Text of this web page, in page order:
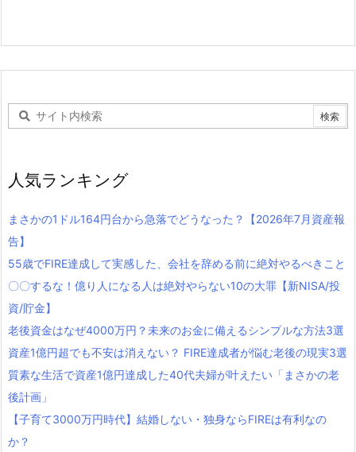
人気ランキング
まさかの1ドル164円台から急落でどうなった？【2026年7月資産報
告】
55歳でFIRE達成して実感した、会社を辞める前に絶対やるべきこと
〇〇するな！億り人になる人は絶対やらない10の大罪【新NISA/投
資/貯金】
老後資金はなぜ4000万円？未来のお金に備えるシンプルな方法3選
資産1億円超でも不安は消えない？ FIRE達成者が悩む老後の現実3選
質素な生活で資産1億円達成した40代夫婦が叶えたい「まさかの老
後計画」
【子育て3000万円時代】結婚しない・独身ならFIREは有利なの
か？